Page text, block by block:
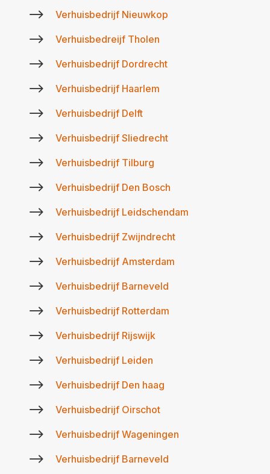
$ Verhuisbedrijf Nieuwkop
$ Verhuisbedreijf Tholen
$ Verhuisbedrijf Dordrecht
$ Verhuisbedrijf Haarlem
$ Verhuisbedrijf Delft
$ Verhuisbedrijf Sliedrecht
$ Verhuisbedrijf Tilburg
$ Verhuisbedrijf Den Bosch
$ Verhuisbedrijf Leidschendam
$ Verhuisbedrijf Zwijndrecht
$ Verhuisbedrijf Amsterdam
$ Verhuisbedrijf Barneveld
$ Verhuisbedrijf Rotterdam
$ Verhuisbedrijf Rijswijk
$ Verhuisbedrijf Leiden
$ Verhuisbedrijf Den haag
$ Verhuisbedrijf Oirschot
$ Verhuisbedrijf Wageningen
$ Verhuisbedrijf Barneveld